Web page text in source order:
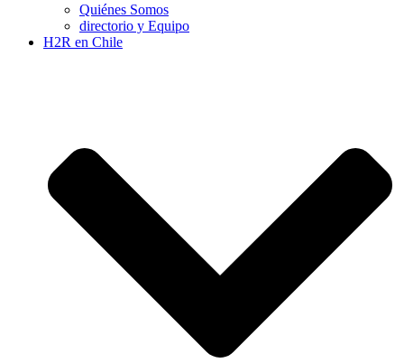
Quiénes Somos
directorio y Equipo
H2R en Chile